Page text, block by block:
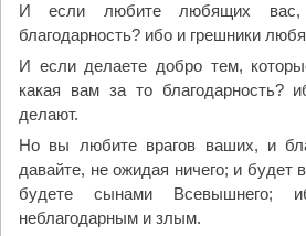
И если любите любящих
благодарность? ибо и грешники
И если делаете добро тем,
какая вам за то благодарность?
делают.
Но вы любите врагов ваших, и
давайте, не ожидая ничего; и будет
будете сынами
неблагодарным и злым.